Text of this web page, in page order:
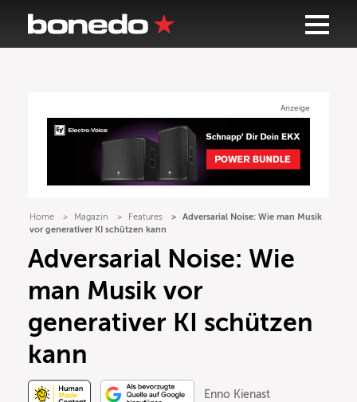
Anzeige
Home Magazin Features
Adversarial Noise: Wie man Musik
vor generativer KI schützen kann
Adversarial Noise: Wie
man Musik vor
generativer KI schützen
kann
Enno Kienast